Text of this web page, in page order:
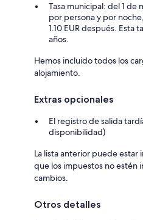
Tasa municipal: del 1 de
por persona y por
1.10 EUR después. Esta
años.
Hemos incluido todos los
alojamiento.
Extras opcionales
El registro de salida
disponibilidad)
La lista anterior puede
que los impuestos no estén
cambios.
Otros detalles